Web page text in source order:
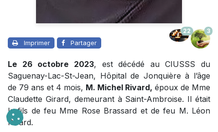
Imprimer Partager
22 3
Le 26 octobre 2023, est décédé au CIUSSS du
Saguenay-Lac-St-Jean, Hôpital de Jonquière à l’âge
de 79 ans et 4 mois, M. Michel Rivard, époux de Mme
Claudette Girard, demeurant à Saint-Ambroise. Il était
le fils de feu Mme Rose Brassard et de feu M. Léon
Rivard.